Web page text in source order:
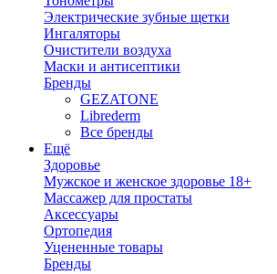
Электрические зубные щетки
Ингаляторы
Очистители воздуха
Маски и антисептики
Бренды
GEZATONE
Librederm
Все бренды
Ещё
Здоровье
Мужское и женское здоровье 18+
Массажер для простаты
Аксессуары
Ортопедия
Уцененные товары
Бренды